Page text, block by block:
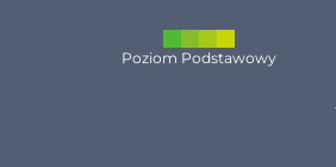
Poziom Podstawowy